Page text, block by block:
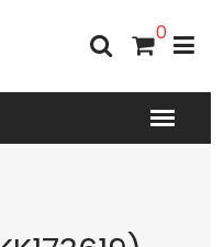
0